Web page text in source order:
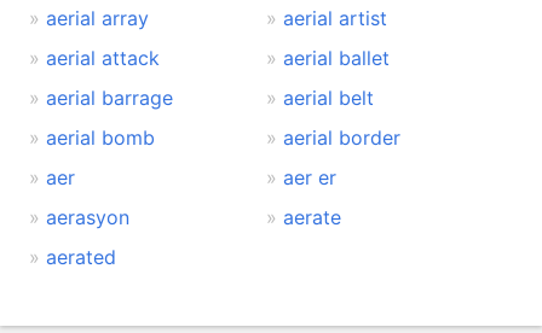
aerial array
aerial artist
aerial attack
aerial ballet
aerial barrage
aerial belt
aerial bomb
aerial border
aer
aer er
aerasyon
aerate
aerated